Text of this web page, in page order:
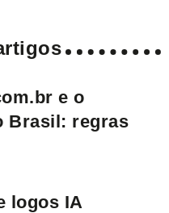
e o
Brasil: regras
logos IA